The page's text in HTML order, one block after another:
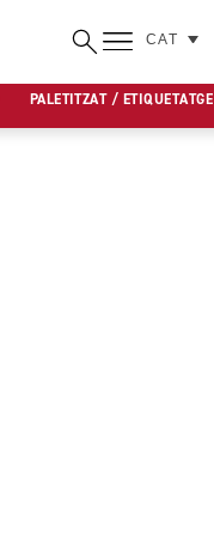
CAT
PALETITZAT / ETIQUETATGE